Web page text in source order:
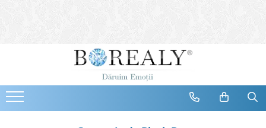
Bijuterii
Cercei
Bratari